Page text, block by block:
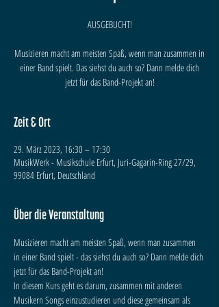
AUSGEBUCHT!
Musizieren macht am meisten Spaß, wenn man zusammen in
einer Band spielt. Das siehst du auch so? Dann melde dich
jetzt für das Band-Projekt an!
Zeit & Ort
29. März 2023, 16:30 – 17:30
MusikWerk - Musikschule Erfurt, Juri-Gagarin-Ring 27/29,
99084 Erfurt, Deutschland
Über die Veranstaltung
Musizieren macht am meisten Spaß, wenn man zusammen
in einer Band spielt - das siehst du auch so? Dann melde dich
jetzt für das Band-Projekt an!
In diesem Kurs geht es darum, zusammen mit anderen
Musikern Songs einzustudieren und diese gemeinsam als